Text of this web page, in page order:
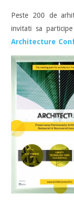
Peste 200 de
invitati sa
Architecture